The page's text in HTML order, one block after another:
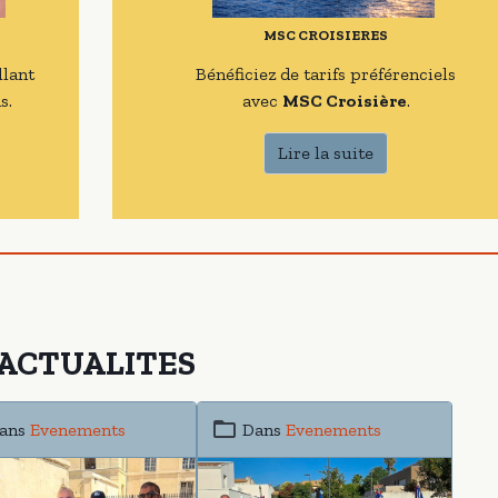
MSC CROISIERES
Bénéficiez de tarifs préférenciels
avec MSC Croisière.
Lire la suite
Evenements Dans Evenements